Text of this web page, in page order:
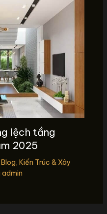
lệch tầng
2025
Blog, Kiến Trúc & Xây
admin